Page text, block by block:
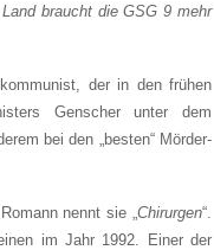
braucht die GSG 9 mehr
der in den frühen
Genscher unter dem
bei den „besten“ Mörder-
nennt sie „ Chirurgen“.
im Jahr 1992. Einer der